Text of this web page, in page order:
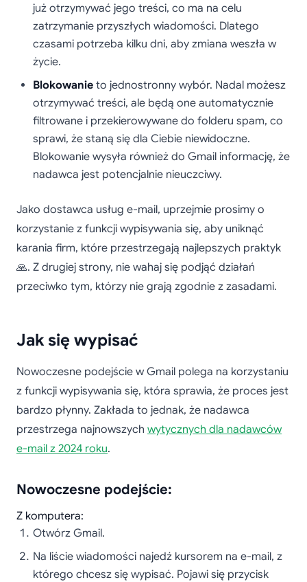
już otrzymywać jego treści, co ma na celu
zatrzymanie przyszłych wiadomości. Dlatego
czasami potrzeba kilku dni, aby zmiana weszła w
życie.
Blokowanie to jednostronny wybór. Nadal możesz
otrzymywać treści, ale będą one automatycznie
filtrowane i przekierowywane do folderu spam, co
sprawi, że staną się dla Ciebie niewidoczne.
Blokowanie wysyła również do Gmail informację, że
nadawca jest potencjalnie nieuczciwy.
Jako dostawca usług e-mail, uprzejmie prosimy o
korzystanie z funkcji wypisywania się, aby uniknąć
karania firm, które przestrzegają najlepszych praktyk
🙏. Z drugiej strony, nie wahaj się podjąć działań
przeciwko tym, którzy nie grają zgodnie z zasadami.
Jak się wypisać
Nowoczesne podejście w Gmail polega na korzystaniu
z funkcji wypisywania się, która sprawia, że proces jest
bardzo płynny. Zakłada to jednak, że nadawca
przestrzega najnowszych wytycznych dla nadawców
e-mail z 2024 roku.
Nowoczesne podejście:
Z komputera:
Otwórz Gmail.
Na liście wiadomości najedź kursorem na e-mail, z
którego chcesz się wypisać. Pojawi się przycisk